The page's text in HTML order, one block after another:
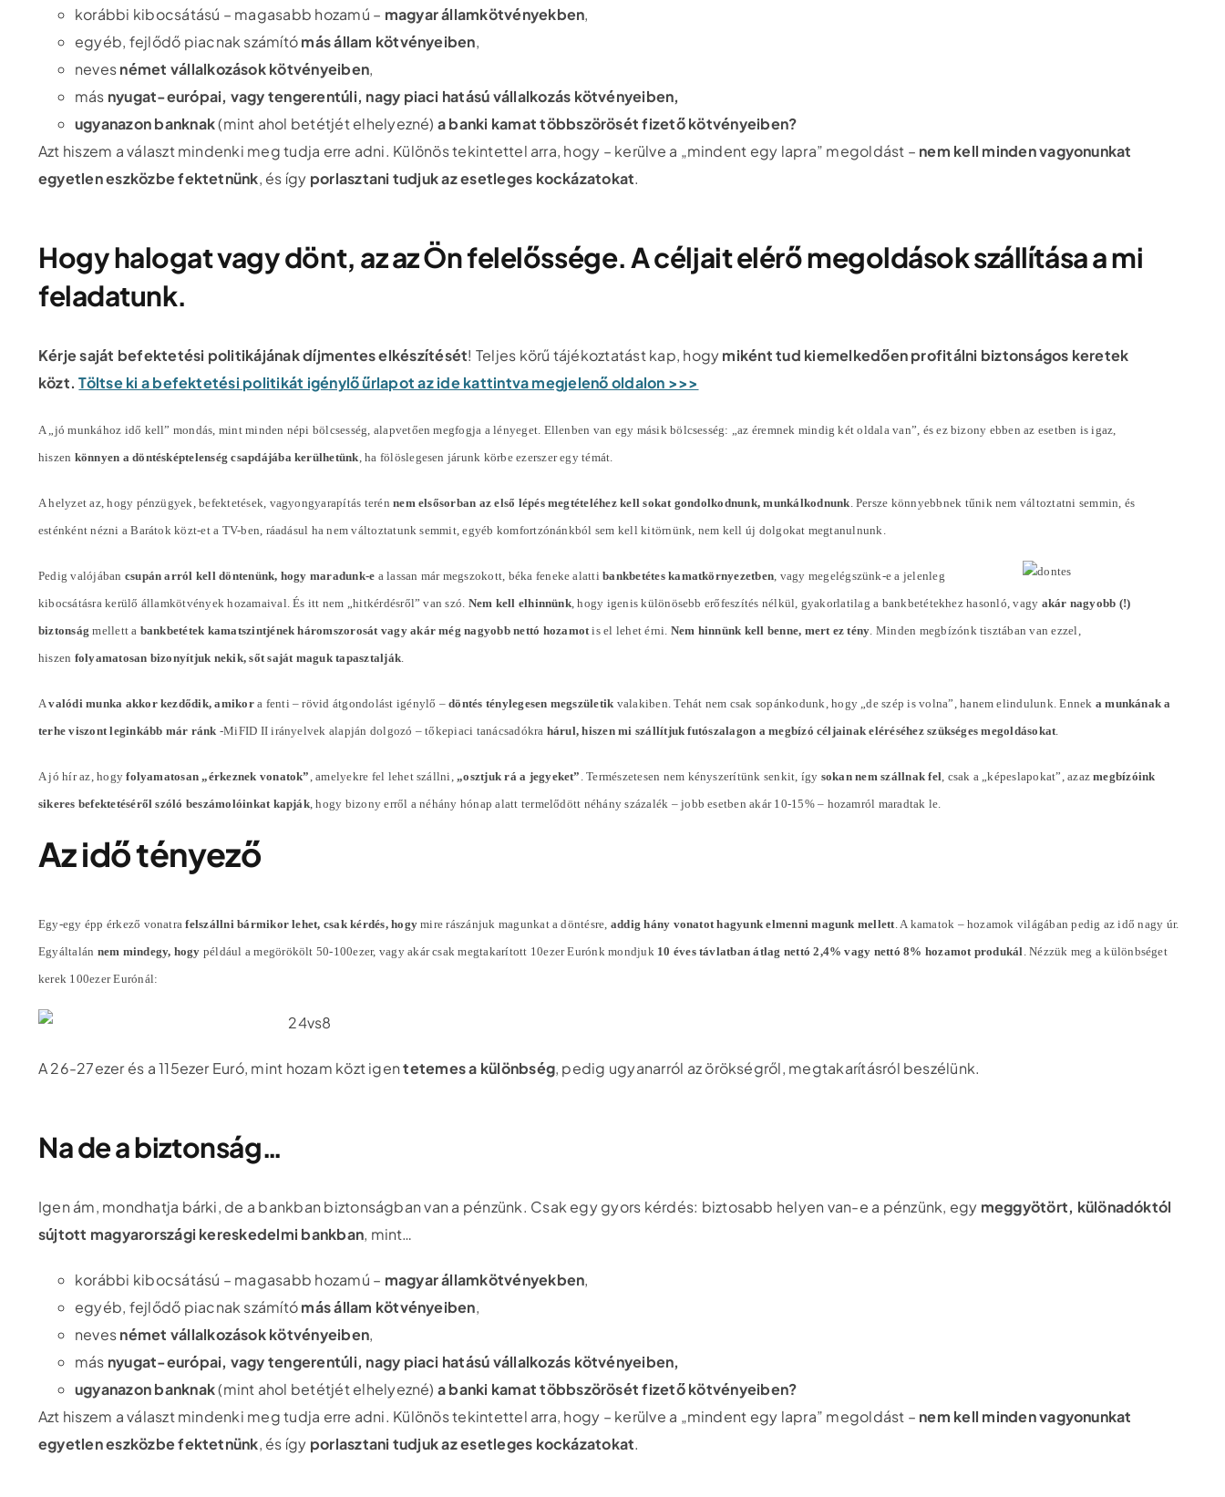
korábbi kibocsátású – magasabb hozamú – magyar államkötvényekben,
egyéb, fejlődő piacnak számítómás állam kötvényeiben,
nevesnémet vállalkozások kötvényeiben,
más nyugat-európai, vagy tengerentúli, nagy piaci hatású vállalkozás kötvényeiben,
ugyanazon banknak(mint ahol betétjét elhelyezné) a banki kamat többszörösét fizető kötvényeiben?
Azt hiszem a választ mindenki meg tudja erre adni. Különös tekintettel arra, hogy – kerülve a „mindent egy lapra” megoldást – nem kell minden vagyonunkat
egyetlen eszközbe fektetnünk, és így porlasztani tudjuk az esetleges kockázatokat.
Hogy halogat vagy dönt, az az Ön felelőssége. A céljait elérő megoldások szállítása a mi
feladatunk.
Kérje saját befektetési politikájának díjmentes elkészítését! Teljes körű tájékoztatást kap, hogymiként tud kiemelkedően profitálni biztonságos keretek
közt. Töltse ki a befektetési politikát igénylő űrlapot az ide kattintva megjelenő oldalon >>>
A „jó munkához idő kell” mondás, mint minden népi bölcsesség, alapvetően megfogja a lényeget. Ellenben van egy másik bölcsesség: „az éremnek mindig két oldala van”, és ez bizony ebben az esetben is igaz,
hiszen könnyen a döntésképtelenség csapdájába kerülhetünk , ha fölöslegesen járunk körbe ezerszer egy témát.
A helyzet az, hogy pénzügyek, befektetések, vagyongyarapítás terénnem elsősorban az első lépés megtételéhez kell sokat gondolkodnunk, munkálkodnunk . Persze könnyebbnek tűnik nem változtatni semmin, és
esténként nézni a Barátok közt-et a TV-ben, ráadásul ha nem változtatunk semmit, egyéb komfortzónánkból sem kell kitörnünk, nem kell új dolgokat megtanulnunk.
Pedig valójában csupán arról kell döntenünk, hogy maradunk-e a lassan már megszokott, béka feneke alattibankbetétes kamatkörnyezetben , vagy megelégszünk-e a jelenleg
kibocsátásra kerülő államkötvények hozamaival. És itt nem „hitkérdésről” van szó. Nem kell elhinnünk, hogy igenis különösebb erőfeszítés nélkül, gyakorlatilag a bankbetétekhez hasonló, vagy akár nagyobb (!)
biztonság mellett a bankbetétek kamatszintjének háromszorosát vagy akár még nagyobb nettó hozamot is el lehet érni. Nem hinnünk kell benne, mert ez tény . Minden megbízónk tisztában van ezzel,
hiszen folyamatosan bizonyítjuk nekik, sőt saját maguk tapasztalják
Avalódi munka akkor kezdődik, amikora fenti – rövid átgondolást igénylő –döntés ténylegesen megszületik valakiben. Tehát nem csak sopánkodunk, hogy „de szép is volna”, hanem elindulunk. Ennek a munkának a
terhe viszont leginkább már ránk -MiFID II irányelvek alapján dolgozó – tőkepiaci tanácsadókra hárul, hiszen mi szállítjuk futószalagon a megbízó céljainak eléréséhez szükséges megoldásokat
A jó hír az, hogyfolyamatosan „érkeznek vonatok” , amelyekre fel lehet szállni,„osztjuk rá a jegyeket” . Természetesen nem kényszerítünk senkit, így sokan nem szállnak fel , csak a „képeslapokat”, azazmegbízóink
sikeres befektetéséről szóló beszámolóinkat kapják, hogy bizony erről a néhány hónap alatt termelődött néhányszázalék – jobb esetben akár 10-15% – hozamról maradtak le.
Az idő tényező
Egy-egy épp érkező vonatrafelszállni bármikor lehet, csak kérdés, hogy mire rászánjuk magunkat a döntésre, addig hány vonatot hagyunk elmenni magunk mellett. A kamatok – hozamok világában pedig az idő nagy úr.
Egyáltalán nem mindegy, hogy például a megörökölt 50-100ezer, vagy akár csak megtakarított 10ezer Eurónk mondjuk 10 éves távlatban átlag nettó 2,4% vagy nettó 8% hozamot produkál. Nézzük meg a különbséget
kerek 100ezer Eurónál:
A 26-27ezer és a 115ezer Euró, mint hozam közt igentetemes a különbség, pedig ugyanarról az örökségről, megtakarításról beszélünk.
Na de a biztonság…
Igen ám, mondhatja bárki, de a bankban biztonságban van a pénzünk. Csak egy gyors kérdés: biztosabb helyen van-e a pénzünk, egy meggyötört, különadóktól
sújtott magyarországi kereskedelmi bankban, mint…
korábbi kibocsátású – magasabb hozamú – magyar államkötvényekben,
egyéb, fejlődő piacnak számítómás állam kötvényeiben,
nevesnémet vállalkozások kötvényeiben,
más nyugat-európai, vagy tengerentúli, nagy piaci hatású vállalkozás kötvényeiben,
ugyanazon banknak(mint ahol betétjét elhelyezné) a banki kamat többszörösét fizető kötvényeiben?
Azt hiszem a választ mindenki meg tudja erre adni. Különös tekintettel arra, hogy – kerülve a „mindent egy lapra” megoldást – nem kell minden vagyonunkat
egyetlen eszközbe fektetnünk, és így porlasztani tudjuk az esetleges kockázatokat.